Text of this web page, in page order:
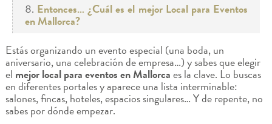
Entonces… ¿Cuál es el mejor Local para Eventos
en Mallorca?
Estás organizando un evento especial (una boda, un
aniversario, una celebración de empresa…) y sabes que elegir
el mejor local para eventos en Mallorcaes la clave. Lo buscas
en diferentes portales y aparece una lista interminable:
salones, fincas, hoteles, espacios singulares… Y de repente, no
sabes por dónde empezar.